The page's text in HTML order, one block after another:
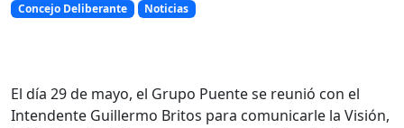
Concejo Deliberante Noticias
El día 29 de mayo, el Grupo Puente se reunió con el
Intendente Guillermo Britos para comunicarle la Visión,